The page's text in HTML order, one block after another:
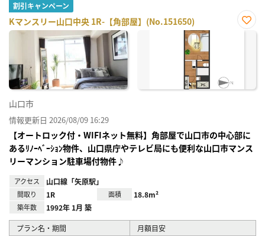
割引キャンペーン
Kマンスリー山口中央 1R-【角部屋】(No.151650)
お気
山口市
情報更新日 2026/08/09 16:29
【オートロック付・WIFIネット無料】角部屋で山口市の中心部に
あるﾘﾉｰﾍﾞｰｼｮﾝ物件、山口県庁やテレビ局にも便利な山口市マンス
リーマンション駐車場付物件♪
アクセス 山口線「矢原駅」
間取り 1R 面積 18.8m²
築年数 1992年 1月 築
プラン名・期間 月額目安